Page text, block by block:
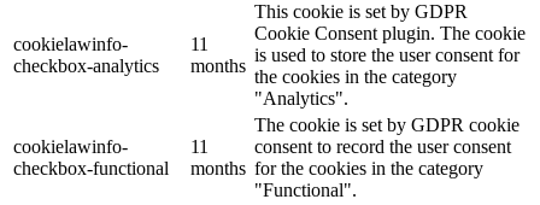
cookielawinfo-
checkbox-analytics
11
months
This cookie is set by GDPR
Cookie Consent plugin. The cookie
is used to store the user consent for
the cookies in the category
"Analytics".
cookielawinfo-
checkbox-functional
11
months
The cookie is set by GDPR cookie
consent to record the user consent
for the cookies in the category
"Functional".